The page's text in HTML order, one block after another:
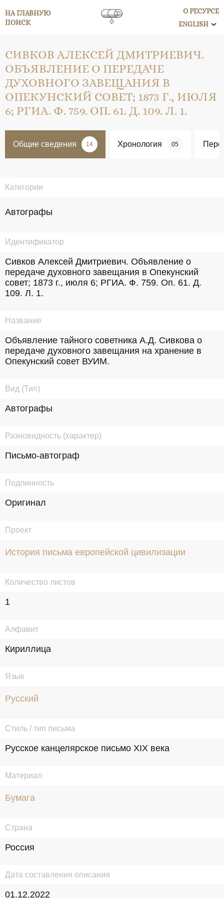
НА ГЛАВНУЮ
ПОИСК
О РЕСУРСЕ
ENGLISH
СИВКОВ АЛЕКСЕЙ ДМИТРИЕВИЧ.
ОБЪЯВЛЕНИЕ О ПЕРЕДАЧЕ
ДУХОВНОГО ЗАВЕЩАНИЯ В
ОПЕКУНСКИЙ СОВЕТ; 1873 Г., ИЮЛЯ
6; РГИА. Ф. 759. ОП. 61. Д. 109. Л. 1.
Общие сведения 14 Хронология 05
Категории
Автографы
Идентификатор
Сивков Алексей Дмитриевич. Объявление о
передаче духовного завещания в Опекунский
совет; 1873 г., июля 6; РГИА. Ф. 759. Оп. 61. Д.
109. Л. 1.
Название
Объявление тайного советника А.Д. Сивкова о
передаче духовного завещания на хранение в
Опекунский совет ВУИМ.
Вид (Тип)
Автографы
Разновидность (характер)
Письмо-автограф
Подлинность
Оригинал
Проект
История письма европейской цивилизации
Количество листов
1
Алфавит
Кириллица
Язык
Русский
Стиль / тип письма
Русское канцелярское письмо XIX века
Материал
Бумага
Страна
Россия
Дата составления описания
01.12.2022